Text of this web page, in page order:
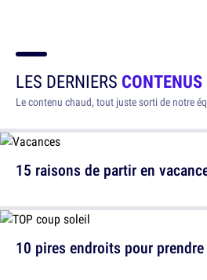
LES DERNIERS
Le contenu chaud, tout juste sorti de notre
15 raisons de partir en
10 pires endroits pour